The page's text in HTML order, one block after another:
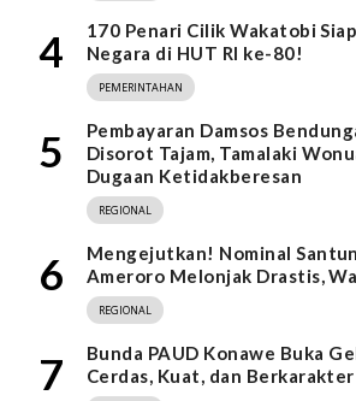
4
170 Penari Cilik Wakatobi
Negara di HUT RI ke-80!
PEMERINTAHAN
5
Pembayaran Damsos
Disorot Tajam, Tamalaki
Dugaan Ketidakberesan
REGIONAL
6
Mengejutkan! Nominal
Ameroro Melonjak Drastis,
REGIONAL
7
Bunda PAUD Konawe Buka
Cerdas, Kuat, dan Berkarakter